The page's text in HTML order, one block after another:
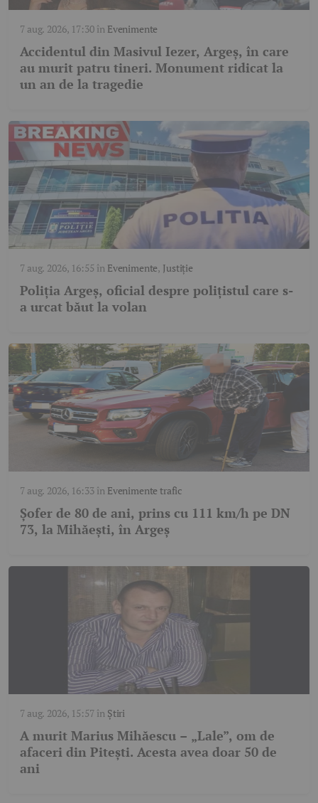
7 aug. 2026, 17:30în Evenimente
Accidentul din Masivul Iezer, Argeș, în care
au murit patru tineri. Monument ridicat la
un an de la tragedie
7 aug. 2026, 16:55 în Evenimente, Justiție
Poliția Argeș, oficial despre polițistul care s-
a urcat băut la volan
7 aug. 2026, 16:33în Evenimente trafic
Șofer de 80 de ani, prins cu 111 km/h pe DN
73, la Mihăești, în Argeș
7 aug. 2026, 15:57în Știri
A murit Marius Mihăescu – „Lale”, om de
afaceri din Pitești. Acesta avea doar 50 de
ani